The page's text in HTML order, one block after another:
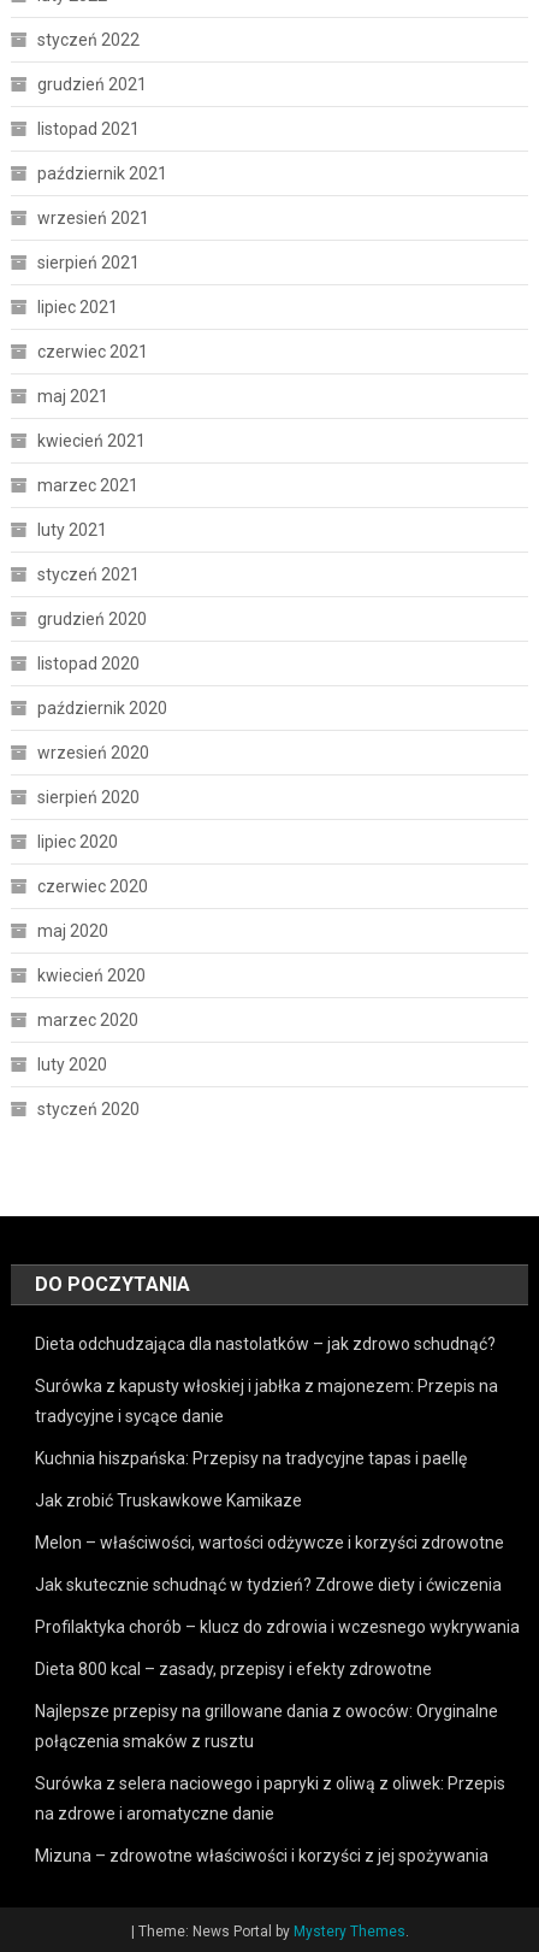
styczeń 2022
grudzień 2021
listopad 2021
październik 2021
wrzesień 2021
sierpień 2021
lipiec 2021
czerwiec 2021
maj 2021
kwiecień 2021
marzec 2021
luty 2021
styczeń 2021
grudzień 2020
listopad 2020
październik 2020
wrzesień 2020
sierpień 2020
lipiec 2020
czerwiec 2020
maj 2020
kwiecień 2020
marzec 2020
luty 2020
styczeń 2020
DO POCZYTANIA
Dieta odchudzająca dla nastolatków – jak zdrowo schudnąć?
Surówka z kapusty włoskiej i jabłka z majonezem: Przepis na
tradycyjne i sycące danie
Kuchnia hiszpańska: Przepisy na tradycyjne tapas i paellę
Jak zrobić Truskawkowe Kamikaze
Melon – właściwości, wartości odżywcze i korzyści zdrowotne
Jak skutecznie schudnąć w tydzień? Zdrowe diety i ćwiczenia
Profilaktyka chorób – klucz do zdrowia i wczesnego wykrywania
Dieta 800 kcal – zasady, przepisy i efekty zdrowotne
Najlepsze przepisy na grillowane dania z owoców: Oryginalne
połączenia smaków z rusztu
Surówka z selera naciowego i papryki z oliwą z oliwek: Przepis
na zdrowe i aromatyczne danie
Mizuna – zdrowotne właściwości i korzyści z jej spożywania
| Theme: News Portal by Mystery Themes